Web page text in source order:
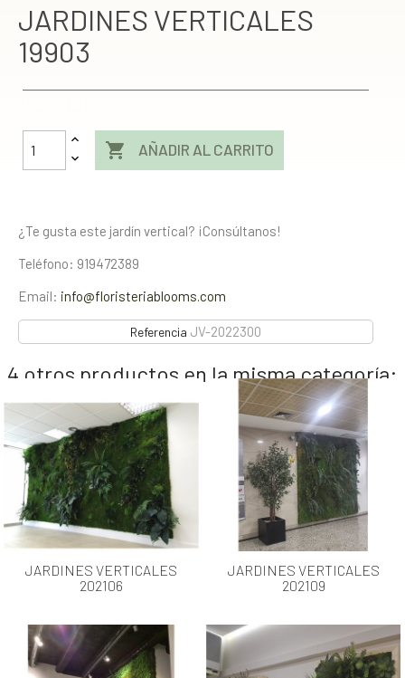
JARDINES VERTICALES
19903
 AÑADIR AL CARRITO
¿Te gusta este jardín vertical? ¡Consúltanos!
Teléfono: 919472389
Email: info@floristeriablooms.com
Referencia JV-2022300
4 otros productos en la misma categoría:
JARDINES VERTICALES
202106
JARDINES VERTICALES
202109